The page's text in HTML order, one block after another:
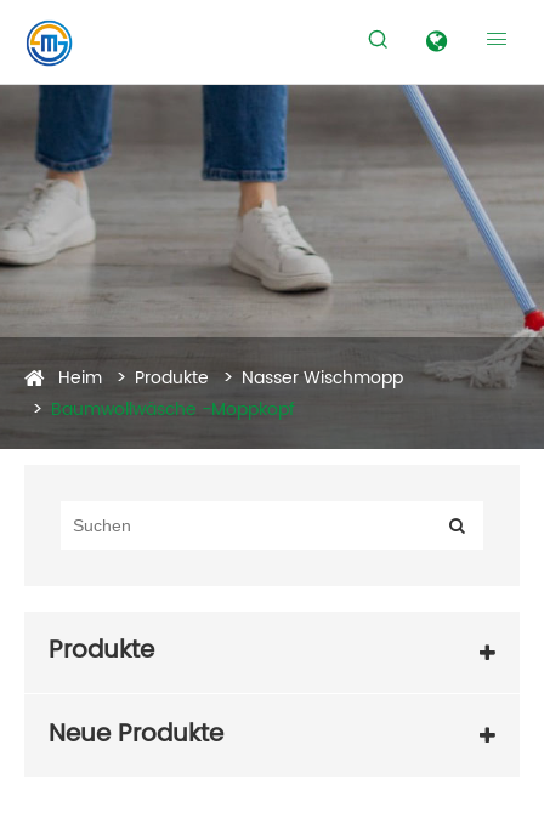
 
Heim Produkte
Nasser Wischmopp
Baumwollwäsche -Moppkopf
Produkte
Neue Produkte